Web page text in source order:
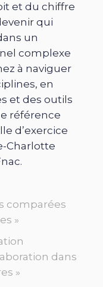
et du chiffre
qui
un
complexe
à naviguer
en
et des outils
référence
d’exercice
Charlotte
comparées
»
dans
»